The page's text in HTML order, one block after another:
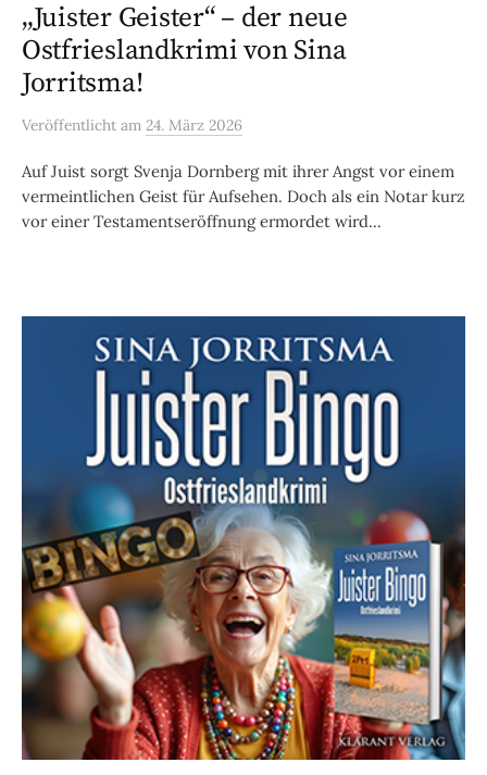
„Juister Geister“ – der neue
Ostfrieslandkrimi von Sina
Jorritsma!
Veröffentlicht am 24. März 2026
Auf Juist sorgt Svenja Dornberg mit ihrer Angst vor einem
vermeintlichen Geist für Aufsehen. Doch als ein Notar kurz
vor einer Testamentseröffnung ermordet wird...